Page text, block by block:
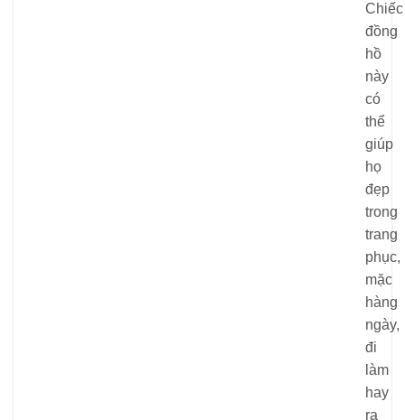
Chiếc
đồng
hồ
này
có
thể
giúp
họ
đẹp
trong
trang
phục,
mặc
hàng
ngày,
đi
làm
hay
ra